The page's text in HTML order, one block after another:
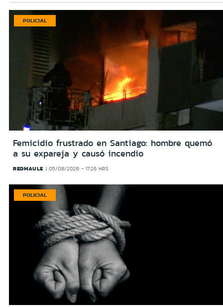
POLICIAL
Femicidio frustrado en Santiago: hombre quemó
a su expareja y causó incendio
REDMAULE 05/08/2026 - 17:26 HRS
POLICIAL